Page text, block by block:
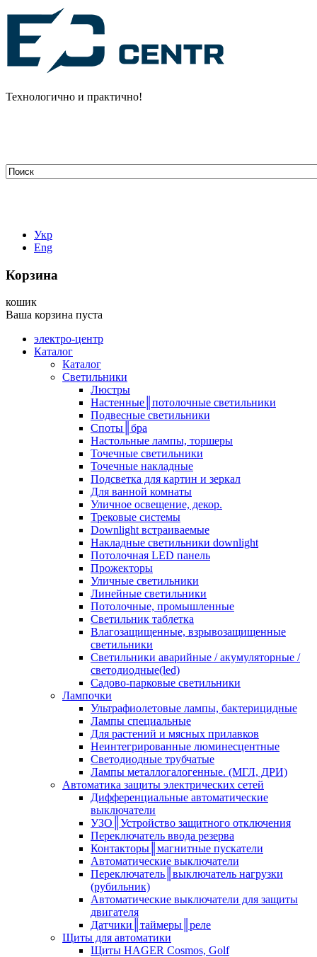
Технологично и практично!
Укр
Eng
Корзина
кошик
Ваша корзина пуста
электро-центр
Каталог
Каталог
Светильники
Люстры
Настенные║потолочные светильники
Подвесные светильники
Споты║бра
Настольные лампы, торшеры
Точечные светильники
Точечные накладные
Подсветка для картин и зеркал
Для ванной комнаты
Уличное освещение, декор.
Трековые системы
Downlight встраиваемые
Накладные светильники downlight
Потолочная LED панель
Прожекторы
Уличные светильники
Линейные светильники
Потолочные, промышленные
Светильник таблетка
Влагозащищенные, взрывозащищенные
светильники
Светильники аварийные / акумуляторные /
светодиодные(led)
Садово-парковые светильники
Лампочки
Ультрафиолетовые лампы, бактерицидные
Лампы специальные
Для растений и мясных прилавков
Неинтегрированные люминесцентные
Светодиодные трубчатые
Лампы металлогалогенные. (МГЛ, ДРИ)
Автоматика защиты электрических сетей
Дифференциальные автоматические
выключатели
УЗО║Устройство защитного отключения
Переключатель ввода резерва
Контакторы║магнитные пускатели
Автоматические выключатели
Переключатель║выключатель нагрузки
(рубильник)
Автоматические выключатели для защиты
двигателя
Датчики║таймеры║реле
Щиты для автоматики
Щиты HAGER Cosmos, Golf